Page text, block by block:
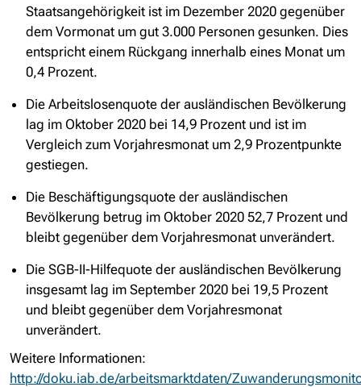
Staatsangehörigkeit ist im Dezember 2020 gegenüber
dem Vormonat um gut 3.000 Personen gesunken. Dies
entspricht einem Rückgang innerhalb eines Monat um
0,4 Prozent.
Die Arbeitslosenquote der ausländischen Bevölkerung
lag im Oktober 2020 bei 14,9 Prozent und ist im
Vergleich zum Vorjahresmonat um 2,9 Prozentpunkte
gestiegen.
Die Beschäftigungsquote der ausländischen
Bevölkerung betrug im Oktober 2020 52,7 Prozent und
bleibt gegenüber dem Vorjahresmonat unverändert.
Die SGB-II-Hilfequote der ausländischen Bevölkerung
insgesamt lag im September 2020 bei 19,5 Prozent
und bleibt gegenüber dem Vorjahresmonat
unverändert.
Weitere Informationen:
http://doku.iab.de/arbeitsmarktdaten/